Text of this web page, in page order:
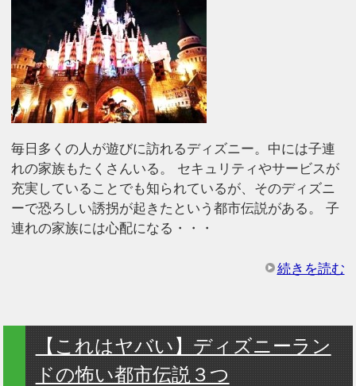
毎日多くの人が遊びに訪れるディズニー。中には子連
れの家族もたくさんいる。 セキュリティやサービスが
充実していることでも知られているが、そのディズニ
ーで恐ろしい誘拐が起きたという都市伝説がある。 子
連れの家族には心配になる・・・
続きを読む
【これはヤバい】ディズニーラン
ドの怖い都市伝説３つ